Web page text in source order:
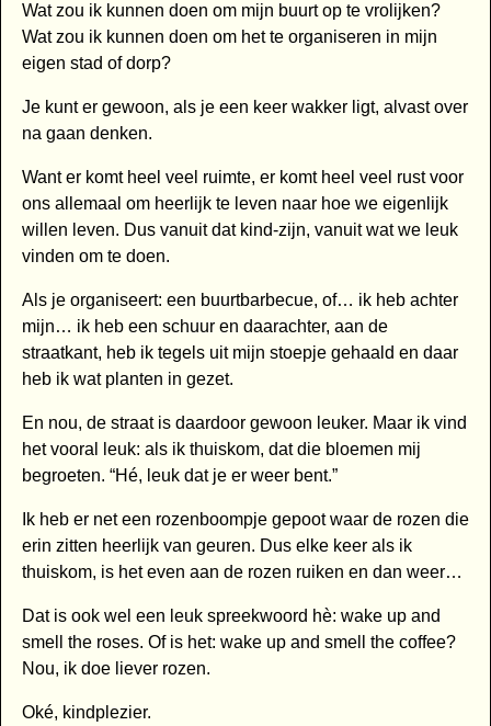
Wat zou ik kunnen doen om mijn buurt op te vrolijken?
Wat zou ik kunnen doen om het te organiseren in mijn
eigen stad of dorp?
Je kunt er gewoon, als je een keer wakker ligt, alvast over
na gaan denken.
Want er komt heel veel ruimte, er komt heel veel rust voor
ons allemaal om heerlijk te leven naar hoe we eigenlijk
willen leven. Dus vanuit dat kind-zijn, vanuit wat we leuk
vinden om te doen.
Als je organiseert: een buurtbarbecue, of… ik heb achter
mijn… ik heb een schuur en daarachter, aan de
straatkant, heb ik tegels uit mijn stoepje gehaald en daar
heb ik wat planten in gezet.
En nou, de straat is daardoor gewoon leuker. Maar ik vind
het vooral leuk: als ik thuiskom, dat die bloemen mij
begroeten. “Hé, leuk dat je er weer bent.”
Ik heb er net een rozenboompje gepoot waar de rozen die
erin zitten heerlijk van geuren. Dus elke keer als ik
thuiskom, is het even aan de rozen ruiken en dan weer…
Dat is ook wel een leuk spreekwoord hè: wake up and
smell the roses. Of is het: wake up and smell the coffee?
Nou, ik doe liever rozen.
Oké, kindplezier.